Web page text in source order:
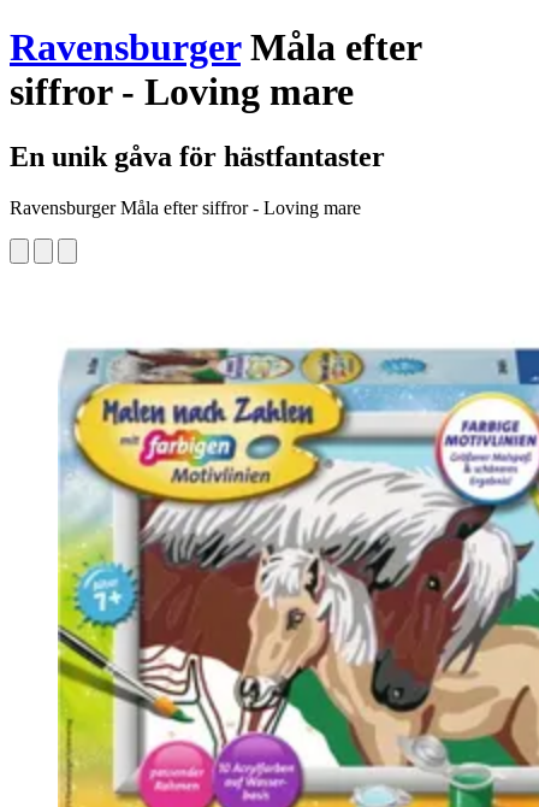
RavensburgerMåla efter
siffror - Loving mare
En unik gåva för hästfantaster
Ravensburger Måla efter siffror - Loving mare